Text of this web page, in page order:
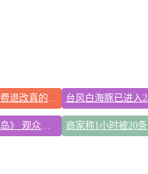
飞机票免费退改真的来了
《去你的岛》 观众哭崩